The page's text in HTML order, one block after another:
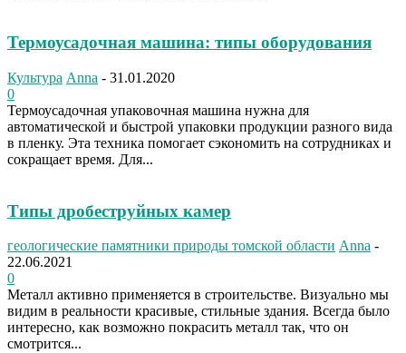
Термоусадочная машина: типы оборудования
Культура Anna - 31.01.2020
0
Термоусадочная упаковочная машина нужна для
автоматической и быстрой упаковки продукции разного вида
в пленку. Эта техника помогает сэкономить на сотрудниках и
сокращает время. Для...
Типы дробеструйных камер
геологические памятники природы томской области Anna -
22.06.2021
0
Металл активно применяется в строительстве. Визуально мы
видим в реальности красивые, стильные здания. Всегда было
интересно, как возможно покрасить металл так, что он
смотрится...